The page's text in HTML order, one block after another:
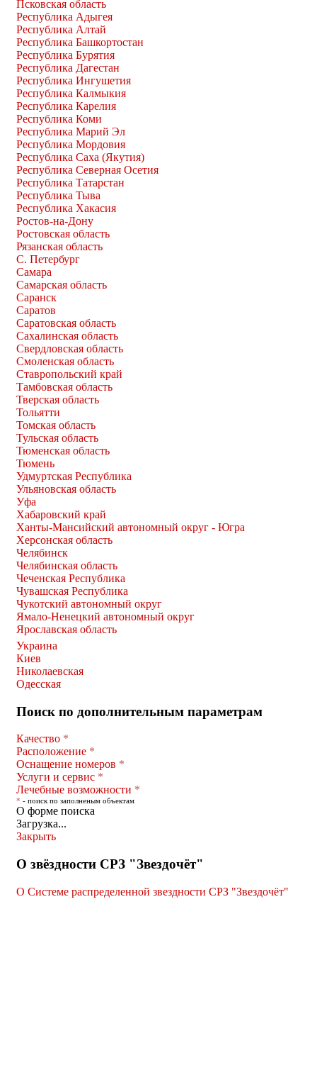
Псковская область
Республика Адыгея
Республика Алтай
Республика Башкортостан
Республика Бурятия
Республика Дагестан
Республика Ингушетия
Республика Калмыкия
Республика Карелия
Республика Коми
Республика Марий Эл
Республика Мордовия
Республика Саха (Якутия)
Республика Северная Осетия
Республика Татарстан
Республика Тыва
Республика Хакасия
Ростов-на-Дону
Ростовская область
Рязанская область
С. Петербург
Самара
Самарская область
Саранск
Саратов
Саратовская область
Сахалинская область
Свердловская область
Смоленская область
Ставропольский край
Тамбовская область
Тверская область
Тольятти
Томская область
Тульская область
Тюменская область
Тюмень
Удмуртская Республика
Ульяновская область
Уфа
Хабаровский край
Ханты-Мансийский автономный округ - Югра
Херсонская область
Челябинск
Челябинская область
Чеченская Республика
Чувашская Республика
Чукотский автономный округ
Ямало-Ненецкий автономный округ
Ярославская область
Украина
Киев
Николаевская
Одесская
Поиск по дополнительным параметрам
Качество *
Расположение *
Оснащение номеров *
Услуги и сервис *
Лечебные возможности *
* - поиск по заполненым объектам
О форме поиска
Загрузка...
Закрыть
О звёздности СРЗ "Звездочёт"
О Системе распределенной звездности СРЗ "Звездочёт"